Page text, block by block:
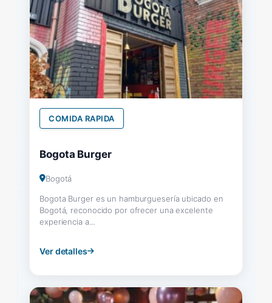
COMIDA RAPIDA
Bogota Burger
Bogotá
Bogota Burger es un hamburguesería ubicado en
Bogotá, reconocido por ofrecer una excelente
experiencia a...
Ver detalles